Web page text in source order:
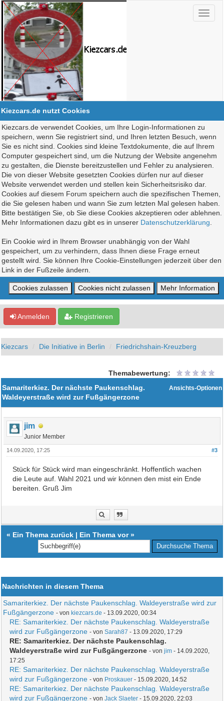
Kiezcars.de nutzt Cookies
Kiezcars.de verwendet Cookies, um Ihre Login-Informationen zu
speichern, wenn Sie registriert sind, und Ihren letzten Besuch, wenn
Sie es nicht sind. Cookies sind kleine Textdokumente, die auf Ihrem
Computer gespeichert sind, um die Nutzung der Website angenehm
zu gestalten, die Dienste bereitzustellen und Fehler zu analysieren.
Die von dieser Website gesetzten Cookies dürfen nur auf dieser
Website verwendet werden und stellen kein Sicherheitsrisiko dar.
Cookies auf diesem Forum speichern auch die spezifischen Themen,
die Sie gelesen haben und wann Sie zum letzten Mal gelesen haben.
Bitte bestätigen Sie, ob Sie diese Cookies akzeptieren oder ablehnen.
Mehr Informationen dazu gibt es in unserer Datenschutzerklärung
Ein Cookie wird in Ihrem Browser unabhängig von der Wahl
gespeichert, um zu verhindern, dass Ihnen diese Frage erneut
gestellt wird. Sie können Ihre Cookie-Einstellungen jederzeit über den
Link in der Fußzeile ändern.
Anmelden Registrieren
Kiezcars Die Initiative in Berlin Friedrichshain-Kreuzberg
Themabewertung:
Ansichts-Optionen
Samariterkiez. Der nächste Paukenschlag.
Waldeyerstraße wird zur Fußgängerzone
jim
Junior Member
#3
14.09.2020, 17:25
Stück für Stück wird man eingeschränkt. Hoffentlich wachen
die Leute auf. Wahl 2021 und wir können den mist ein Ende
bereiten. Gruß Jim
« Ein Thema zurück | Ein Thema vor»
Nachrichten in diesem Thema
Samariterkiez. Der nächste Paukenschlag. Waldeyerstraße wird zur
Fußgängerzone - von kiezcars.de - 13.09.2020, 00:34
RE: Samariterkiez. Der nächste Paukenschlag. Waldeyerstraße
wird zur Fußgängerzone - vonSarah87 - 13.09.2020, 17:29
RE: Samariterkiez. Der nächste Paukenschlag.
Waldeyerstraße wird zur Fußgängerzone - vonjim - 14.09.2020,
17:25
RE: Samariterkiez. Der nächste Paukenschlag. Waldeyerstraße
wird zur Fußgängerzone - von Proskauer - 15.09.2020, 14:52
RE: Samariterkiez. Der nächste Paukenschlag. Waldeyerstraße
wird zur Fußgängerzone - vonJack Slaeter - 15.09.2020, 22:03